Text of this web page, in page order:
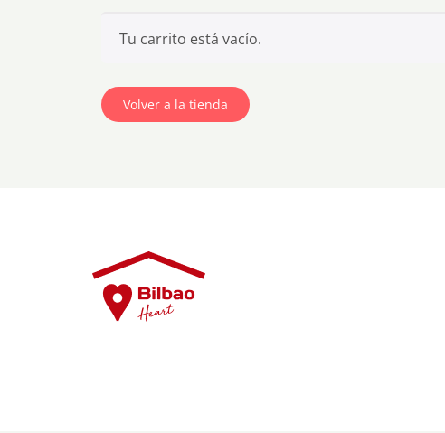
Tu carrito está vacío.
Volver a la tienda